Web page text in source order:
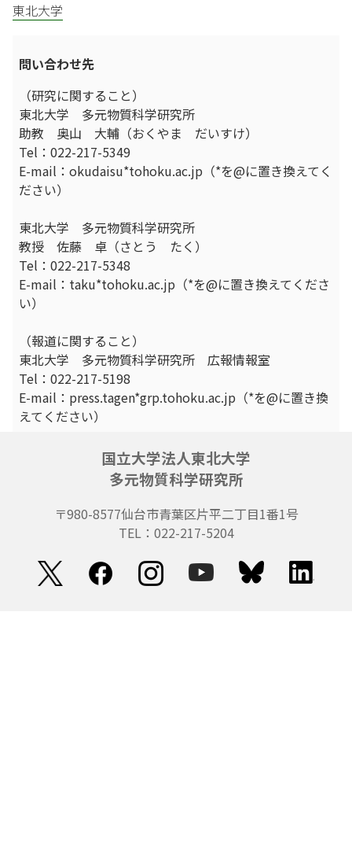
東北大学
問い合わせ先
（研究に関すること）
東北大学 多元物質科学研究所
助教 奥山 大輔（おくやま だいすけ）
Tel：022-217-5349
E-mail：okudaisu*tohoku.ac.jp（*を@に置き換えてく
ださい）
東北大学 多元物質科学研究所
教授 佐藤 卓（さとう たく）
Tel：022-217-5348
E-mail：taku*tohoku.ac.jp（*を@に置き換えてくださ
い）
（報道に関すること）
東北大学 多元物質科学研究所 広報情報室
Tel：022-217-5198
E-mail：press.tagen*grp.tohoku.ac.jp（*を@に置き換
えてください）
国立大学法人東北大学
多元物質科学研究所
〒980-8577仙台市青葉区片平二丁目1番1号
TEL：022-217-5204